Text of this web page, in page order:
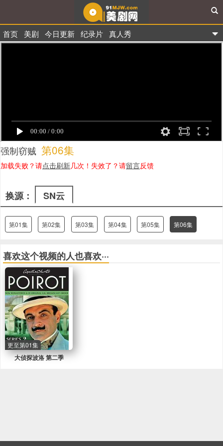
首页 美剧 今日更新 纪录片 真人秀
强制窃贼 第06集
加载失败？请点击刷新几次！失效了？请留言反馈
换源： SN云
第01集 第02集 第03集 第04集 第05集 第06集
喜欢这个视频的人也喜欢···
大侦探波洛 第二季
更至第01集